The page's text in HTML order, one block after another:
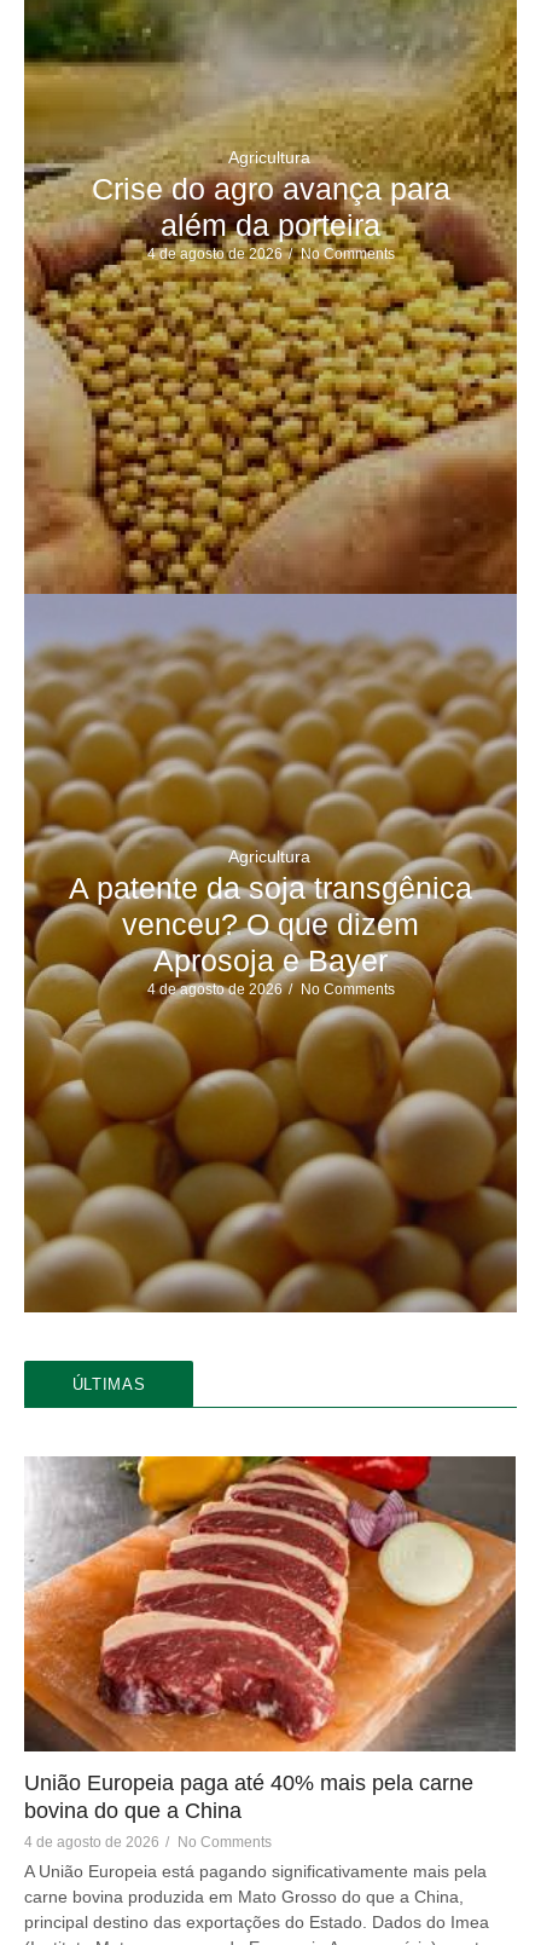
Agricultura
Crise do agro avança para
além da porteira
4 de agosto de 2026 / No Comments
Agricultura
A patente da soja transgênica
venceu? O que dizem
Aprosoja e Bayer
4 de agosto de 2026 / No Comments
ÚLTIMAS
União Europeia paga até 40% mais pela carne
bovina do que a China
4 de agosto de 2026 / No Comments
A União Europeia está pagando significativamente mais pela
carne bovina produzida em Mato Grosso do que a China,
principal destino das exportações do Estado. Dados do Imea